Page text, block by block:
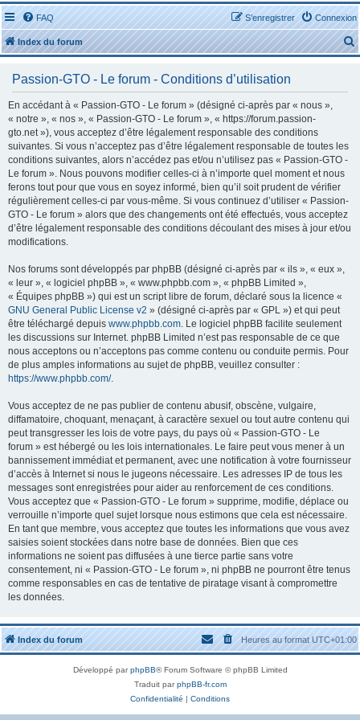
FAQ Connexion
S’enregistrer
Index du forum
e
Passion-GTO - Le forum - Conditions d’utilisation
En accédant à « Passion-GTO - Le forum » (désigné ci-après par « nous »,
« notre », « nos », « Passion-GTO - Le forum », « https://forum.passion-
gto.net »), vous acceptez d’être légalement responsable des conditions
suivantes. Si vous n’acceptez pas d’être légalement responsable de toutes les
conditions suivantes, alors n’accédez pas et/ou n’utilisez pas « Passion-GTO -
Le forum ». Nous pouvons modifier celles-ci à n’importe quel moment et nous
ferons tout pour que vous en soyez informé, bien qu’il soit prudent de vérifier
régulièrement celles-ci par vous-même. Si vous continuez d’utiliser « Passion-
GTO - Le forum » alors que des changements ont été effectués, vous acceptez
d’être légalement responsable des conditions découlant des mises à jour et/ou
modifications.
Nos forums sont développés par phpBB (désigné ci-après par « ils », « eux »,
« leur », « logiciel phpBB », « www.phpbb.com », « phpBB Limited »,
« Équipes phpBB ») qui est un script libre de forum, déclaré sous la licence «
GNU General Public License v2 » (désigné ci-après par « GPL ») et qui peut
être téléchargé depuis www.phpbb.com. Le logiciel phpBB facilite seulement
les discussions sur Internet. phpBB Limited n’est pas responsable de ce que
nous acceptons ou n’acceptons pas comme contenu ou conduite permis. Pour
de plus amples informations au sujet de phpBB, veuillez consulter :
https://www.phpbb.com/.
Vous acceptez de ne pas publier de contenu abusif, obscène, vulgaire,
diffamatoire, choquant, menaçant, à caractère sexuel ou tout autre contenu qui
peut transgresser les lois de votre pays, du pays où « Passion-GTO - Le
forum » est hébergé ou les lois internationales. Le faire peut vous mener à un
bannissement immédiat et permanent, avec une notification à votre fournisseur
d’accès à Internet si nous le jugeons nécessaire. Les adresses IP de tous les
messages sont enregistrées pour aider au renforcement de ces conditions.
Vous acceptez que « Passion-GTO - Le forum » supprime, modifie, déplace ou
verrouille n’importe quel sujet lorsque nous estimons que cela est nécessaire.
En tant que membre, vous acceptez que toutes les informations que vous avez
saisies soient stockées dans notre base de données. Bien que ces
informations ne soient pas diffusées à une tierce partie sans votre
consentement, ni « Passion-GTO - Le forum », ni phpBB ne pourront être tenus
comme responsables en cas de tentative de piratage visant à compromettre
les données.
Index du forum Heures au formatUTC+01:00
Développé parphpBB® Forum Software © phpBB Limited
Traduit parphpBB-fr.com
Confidentialité | Conditions